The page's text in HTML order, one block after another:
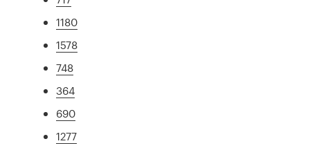
1180
1578
748
364
690
1277